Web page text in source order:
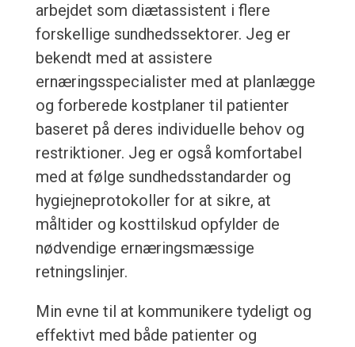
arbejdet som diætassistent i flere
forskellige sundhedssektorer. Jeg er
bekendt med at assistere
ernæringsspecialister med at planlægge
og forberede kostplaner til patienter
baseret på deres individuelle behov og
restriktioner. Jeg er også komfortabel
med at følge sundhedsstandarder og
hygiejneprotokoller for at sikre, at
måltider og kosttilskud opfylder de
nødvendige ernæringsmæssige
retningslinjer.
Min evne til at kommunikere tydeligt og
effektivt med både patienter og